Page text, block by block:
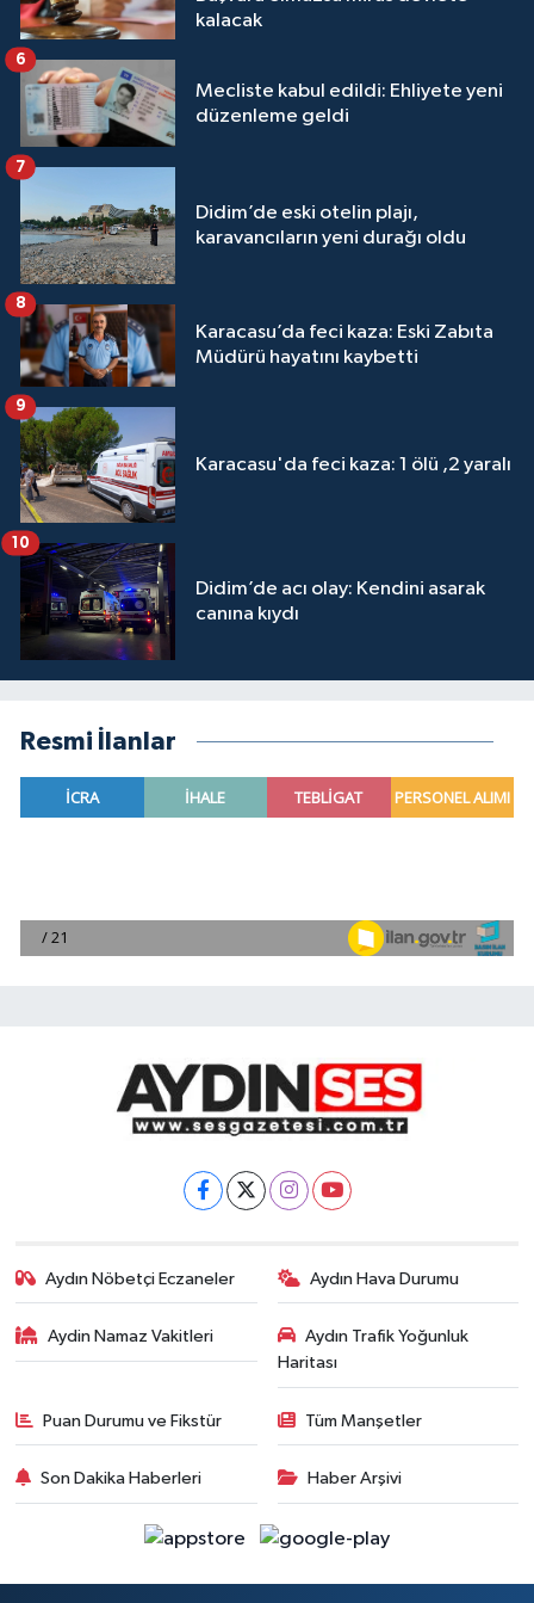
kalacak
Mecliste kabul edildi: Ehliyete yeni
düzenleme geldi
6
Didim’de eski otelin plajı,
karavancıların yeni durağı oldu
7
Karacasu’da feci kaza: Eski Zabıta
Müdürü hayatını kaybetti
8
Karacasu'da feci kaza: 1 ölü ,2 yaralı
9
Didim’de acı olay: Kendini asarak
canına kıydı
10
Resmi İlanlar
Aydın Nöbetçi Eczaneler Aydın Hava Durumu
Aydin Namaz Vakitleri
Aydın Trafik Yoğunluk
Haritası
Puan Durumu ve Fikstür Tüm Manşetler
Son Dakika Haberleri Haber Arşivi